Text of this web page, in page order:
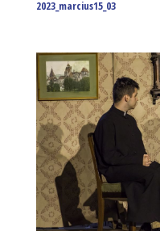
2023_marcius15_03